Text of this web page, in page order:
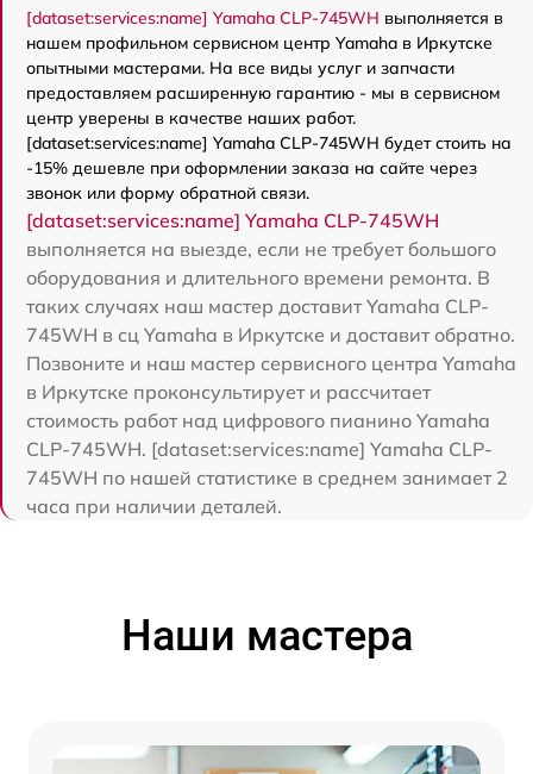
[dataset:services:name] Yamaha CLP-745WH выполняется в
нашем профильном сервисном центр Yamaha в Иркутске
опытными мастерами. На все виды услуг и запчасти
предоставляем расширенную гарантию - мы в сервисном
центр уверены в качестве наших работ.
[dataset:services:name] Yamaha CLP-745WH будет стоить на
-15% дешевле при оформлении заказа на сайте через
звонок или форму обратной связи.
[dataset:services:name] Yamaha CLP-745WH
выполняется на выезде, если не требует большого
оборудования и длительного времени ремонта. В
таких случаях наш мастер доставит Yamaha CLP-
745WH в сц Yamaha в Иркутске и доставит обратно.
Позвоните и наш мастер сервисного центра Yamaha
в Иркутске проконсультирует и рассчитает
стоимость работ над цифрового пианино Yamaha
CLP-745WH. [dataset:services:name] Yamaha CLP-
745WH по нашей статистике в среднем занимает 2
часа при наличии деталей.
Наши мастера